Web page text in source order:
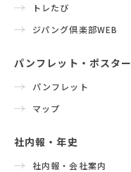
トレたび
ジパング倶楽部WEB
パンフレット・ポスター
パンフレット
マップ
社内報・年史
社内報・会社案内